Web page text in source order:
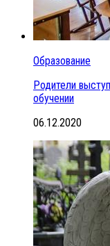
Образование
Родители
обучении
06.12.2020